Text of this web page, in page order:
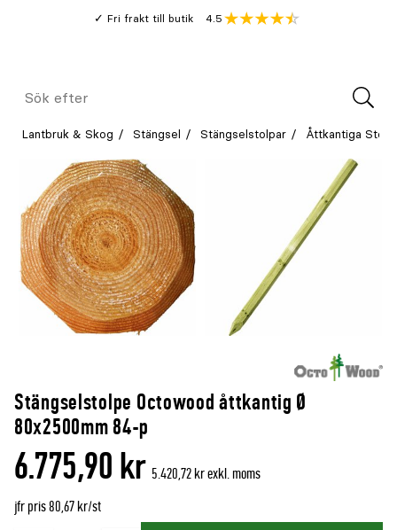
Fri frakt till butik
Genomsnitt
4.5
Meny
Sök
Lantbruk & Skog Stängsel Stängselstolpar Åttkantiga
Stängselstolpe Octowood åttkantig Ø
80x2500mm 84-p
6.775,90 kr 5.420,72 kr exkl. moms
jfr pris 80,67 kr/st